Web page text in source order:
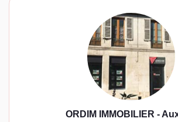
ORDIM IMMOBILIER -